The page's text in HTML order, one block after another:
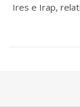
Ires e Irap,